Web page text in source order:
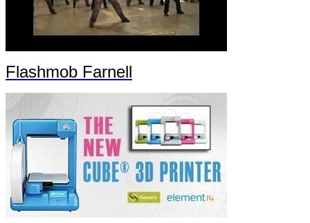
Flashmob Farnell